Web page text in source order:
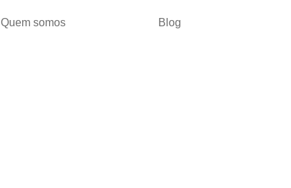
Quem somos Blog